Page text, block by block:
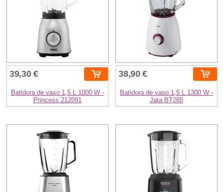
39,30 €
Batidora de vaso 1,5 L 1000 W -
Princess 212091
38,90 €
Batidora de vaso 1,5 L 1300 W -
Jata BT265